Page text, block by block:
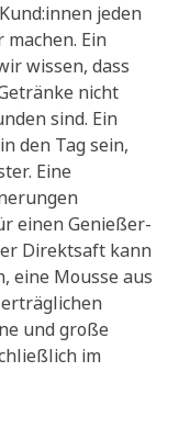
jeden
machen. Ein
wissen, dass
nicht
sind. Ein
den Tag sein,
Eine
einen Genießer-
Direktsaft kann
eine Mousse aus
und große
im